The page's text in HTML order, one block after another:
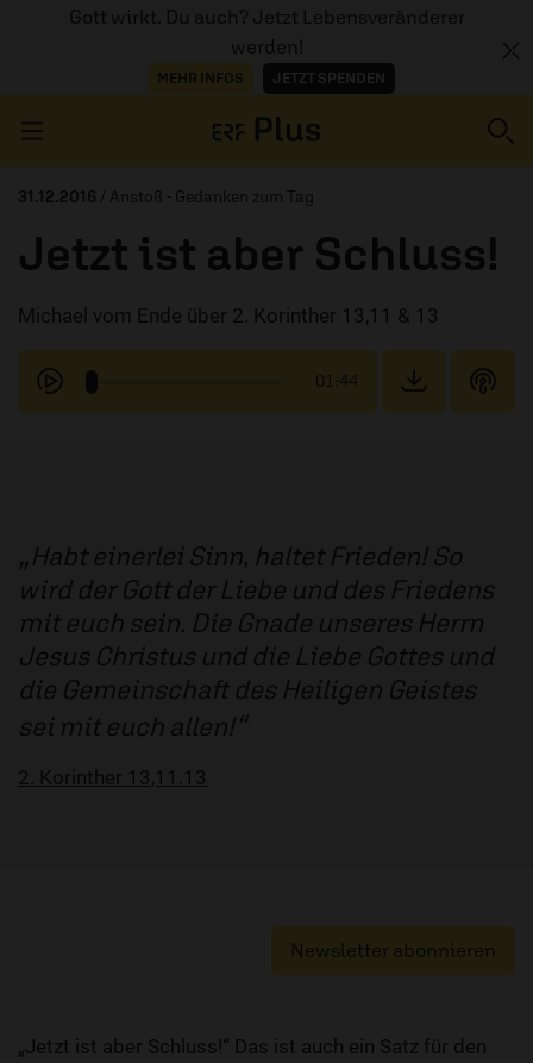
Gott wirkt. Du auch? Jetzt Lebensveränderer
werden!
MEHR INFOS JETZT SPENDEN
AUDIOTHEK
PROGRAMM
31.12.2016 / Anstoß - Gedanken zum Tag
Jetzt ist aber Schluss!
Michael vom Ende über 2. Korinther 13,11 & 13
01:44
Habt einerlei Sinn, haltet Frieden! So
wird der Gott der Liebe und des Friedens
mit euch sein. Die Gnade unseres Herrn
Jesus Christus und die Liebe Gottes und
die Gemeinschaft des Heiligen Geistes
sei mit euch allen!
2. Korinther 13,11.13
Newsletter abonnieren
„Jetzt ist aber Schluss!“ Das ist auch ein Satz für den